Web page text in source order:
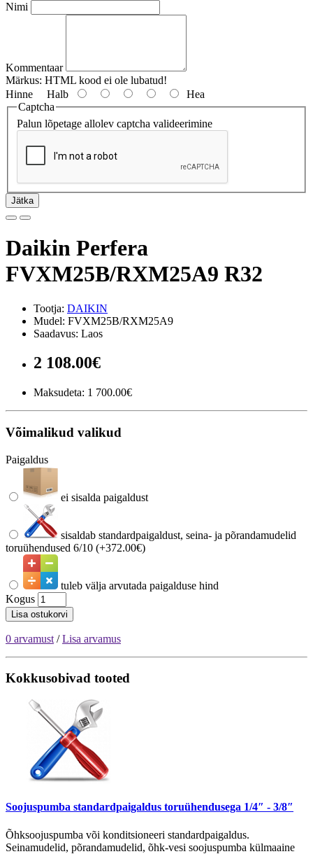
Nimi
Kommentaar
Märkus: HTML kood ei ole lubatud!
Hinne Halb
Hea
Captcha
Palun lõpetage allolev captcha valideerimine
Jätka
Daikin Perfera
FVXM25B/RXM25A9 R32
Tootja: DAIKIN
Mudel: FVXM25B/RXM25A9
Saadavus: Laos
2 108.00€
Maksudeta: 1 700.00€
Võimalikud valikud
Paigaldus
ei sisalda paigaldust
sisaldab standardpaigaldust, seina- ja põrandamudelid
toruühendused 6/10 (+372.00€)
tuleb välja arvutada paigalduse hind
Kogus
Lisa ostukorvi
0 arvamust /Lisa arvamus
Kokkusobivad tooted
Soojuspumba standardpaigaldus toruühendusega 1/4″ - 3/8″
Õhksoojuspumba või konditsioneeri standardpaigaldus.
Seinamudelid, põrandamudelid, õhk-vesi soojuspumba külmaaine